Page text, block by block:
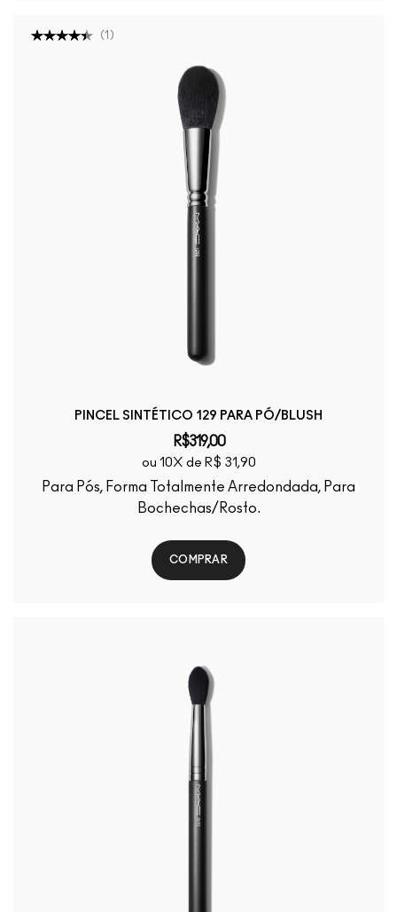
(1 )
PINCEL SINTÉTICO 129 PARA PÓ/BLUSH
R$319,00
ou 10X de R$ 31,90
Para Pós, Forma Totalmente Arredondada, Para
Bochechas/Rosto.
COMPRAR